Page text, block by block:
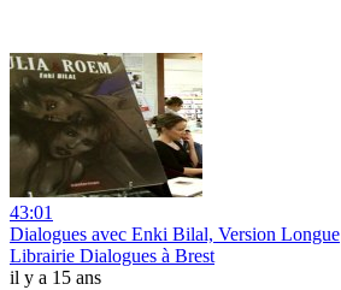
43:01
Dialogues avec Enki Bilal, Version Longue
Librairie Dialogues à Brest
il y a 15 ans